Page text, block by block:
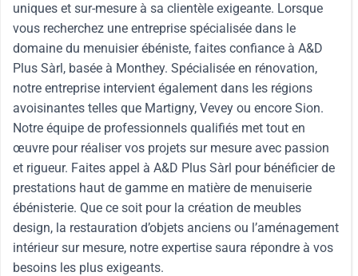
uniques et sur-mesure à sa clientèle exigeante. Lorsque
vous recherchez une entreprise spécialisée dans le
domaine du menuisier ébéniste, faites confiance à A&D
Plus Sàrl, basée à Monthey. Spécialisée en rénovation,
notre entreprise intervient également dans les régions
avoisinantes telles que Martigny, Vevey ou encore Sion.
Notre équipe de professionnels qualifiés met tout en
œuvre pour réaliser vos projets sur mesure avec passion
et rigueur. Faites appel à A&D Plus Sàrl pour bénéficier de
prestations haut de gamme en matière de menuiserie
ébénisterie. Que ce soit pour la création de meubles
design, la restauration d’objets anciens ou l’aménagement
intérieur sur mesure, notre expertise saura répondre à vos
besoins les plus exigeants.